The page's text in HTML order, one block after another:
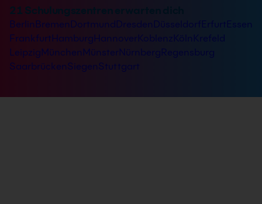
21 Schulungszentren erwarten dich
Berlin Bremen Dortmund ErfurtEssen
FrankfurtHamburgHannover
Krefeld
LeipzigMünchen Münster
SaarbrückenSiegen Stuttgart